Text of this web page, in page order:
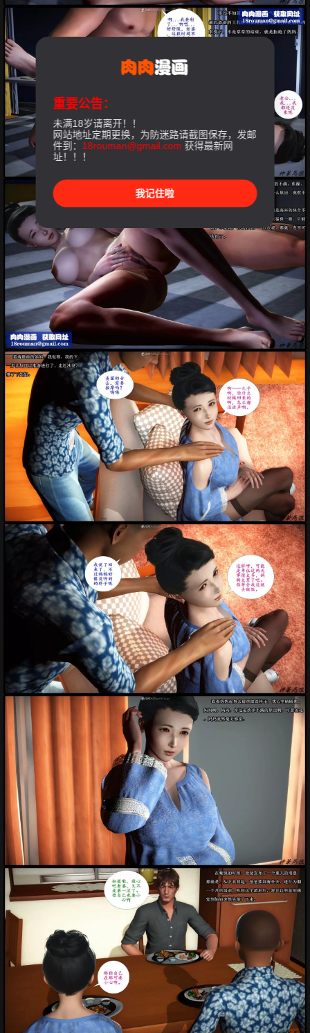
重要公告：
未满18岁请离开！！
网站地址定期更换，为防迷路请截图保存，发邮
件到： 18rouman@gmail.com 获得最新网
址！！！
我记住啦